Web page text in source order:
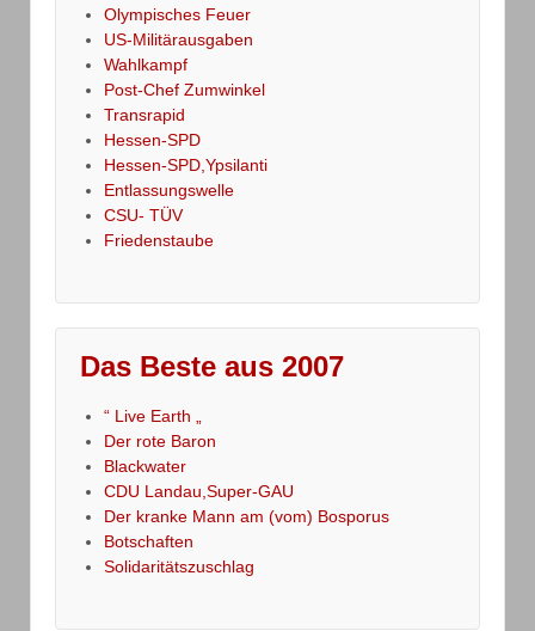
Olympisches Feuer
US-Militärausgaben
Wahlkampf
Post-Chef Zumwinkel
Transrapid
Hessen-SPD
Hessen-SPD,Ypsilanti
Entlassungswelle
CSU- TÜV
Friedenstaube
Das Beste aus 2007
“ Live Earth „
Der rote Baron
Blackwater
CDU Landau,Super-GAU
Der kranke Mann am (vom) Bosporus
Botschaften
Solidaritätszuschlag